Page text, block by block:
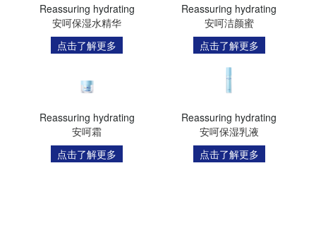
Reassuring hydrating
安呵保湿水精华
点击了解更多
Reassuring hydrating
安呵洁颜蜜
点击了解更多
Reassuring hydrating
安呵霜
点击了解更多
Reassuring hydrating
安呵保湿乳液
点击了解更多